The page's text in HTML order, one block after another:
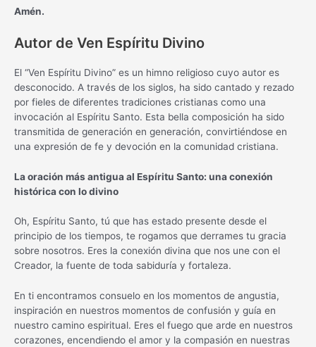
Amén.
Autor de Ven Espíritu Divino
El “Ven Espíritu Divino” es un himno religioso cuyo autor es
desconocido. A través de los siglos, ha sido cantado y rezado
por fieles de diferentes tradiciones cristianas como una
invocación al Espíritu Santo. Esta bella composición ha sido
transmitida de generación en generación, convirtiéndose en
una expresión de fe y devoción en la comunidad cristiana.
La oración más antigua al Espíritu Santo: una conexión
histórica con lo divino
Oh, Espíritu Santo, tú que has estado presente desde el
principio de los tiempos, te rogamos que derrames tu gracia
sobre nosotros. Eres la conexión divina que nos une con el
Creador, la fuente de toda sabiduría y fortaleza.
En ti encontramos consuelo en los momentos de angustia,
inspiración en nuestros momentos de confusión y guía en
nuestro camino espiritual. Eres el fuego que arde en nuestros
corazones, encendiendo el amor y la compasión en nuestras